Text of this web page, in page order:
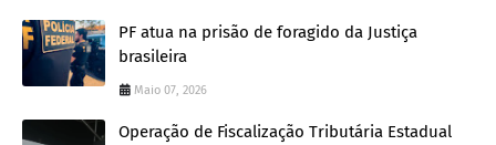
PF atua na prisão de foragido da Justiça
brasileira
Maio 07, 2026
Operação de Fiscalização Tributária Estadual